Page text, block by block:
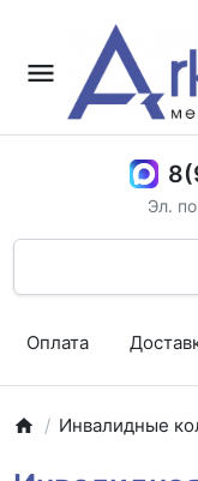
Эл.
Оплата
Инвалидные